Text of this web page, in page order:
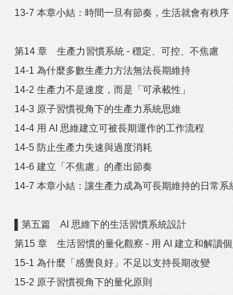
13-7 本章小結：時間一旦有節奏，生活就會有秩序
第14 章 生產力習慣系統 - 穩定、可控、不焦慮
14-1 為什麼多數生產力方法無法長期維持
14-2 生產力不是速度，而是「可承載性」
14-3 原子習慣視角下的生產力系統思維
14-4 用 AI 思維建立可被長期運作的工作流程
14-5 防止生產力失速與過度消耗
14-6 建立「不焦慮」的產出節奏
14-7 本章小結：讓生產力成為可長期維持的日常系
▌第五篇 AI 思維下的生活習慣系統設計
第15 章 生活習慣的量化觀察 - 用 AI 建立和解讀
15-1 為什麼「感覺良好」不足以支持長期改變
15-2 原子習慣視角下的量化原則